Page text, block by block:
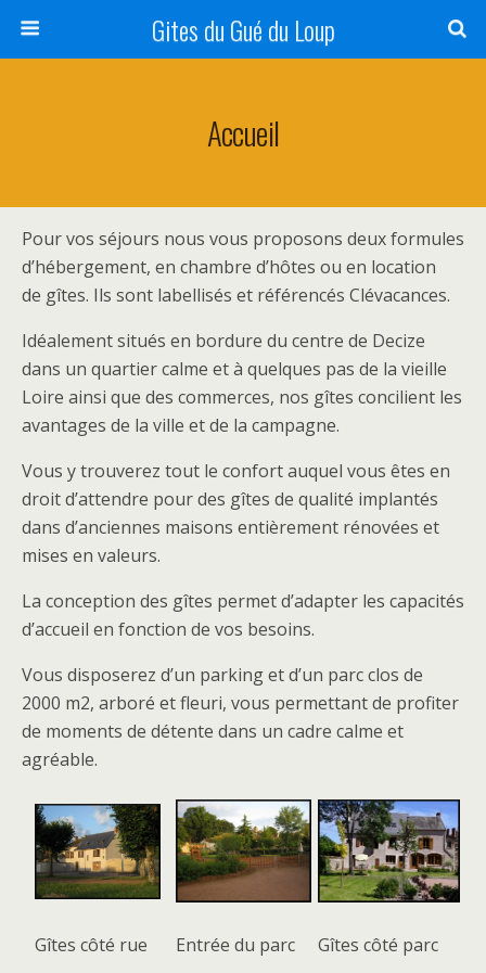
Gites du Gué du Loup
Accueil
Pour vos séjours nous vous proposons deux formules
d’hébergement, en chambre d’hôtes ou en location
de gîtes. Ils sont labellisés et référencés Clévacances.
Idéalement situés en bordure du centre de Decize
dans un quartier calme et à quelques pas de la vieille
Loire ainsi que des commerces, nos gîtes concilient les
avantages de la ville et de la campagne.
Vous y trouverez tout le confort auquel vous êtes en
droit d’attendre pour des gîtes de qualité implantés
dans d’anciennes maisons entièrement rénovées et
mises en valeurs.
La conception des gîtes permet d’adapter les capacités
d’accueil en fonction de vos besoins.
Vous disposerez d’un parking et d’un parc clos de
2000 m2, arboré et fleuri, vous permettant de profiter
de moments de détente dans un cadre calme et
agréable.
Gîtes côté rue Entrée du parc Gîtes côté parc